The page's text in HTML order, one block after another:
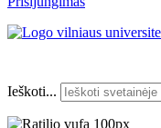
Ieškoti...